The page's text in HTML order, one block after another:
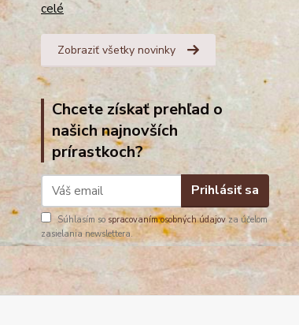
celé
Zobraziť všetky novinky
Chcete získať prehľad o
našich najnovších
prírastkoch?
Prihlásiť sa
Súhlasím so spracovaním osobných údajovza účelom
zasielania newslettera.